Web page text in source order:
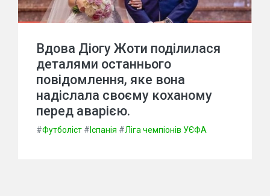
Вдова Діогу Жоти поділилася
деталями останнього
повідомлення, яке вона
надіслала своєму коханому
перед аварією.
#Футболіст #Іспанія #Ліга чемпіонів УЄФА